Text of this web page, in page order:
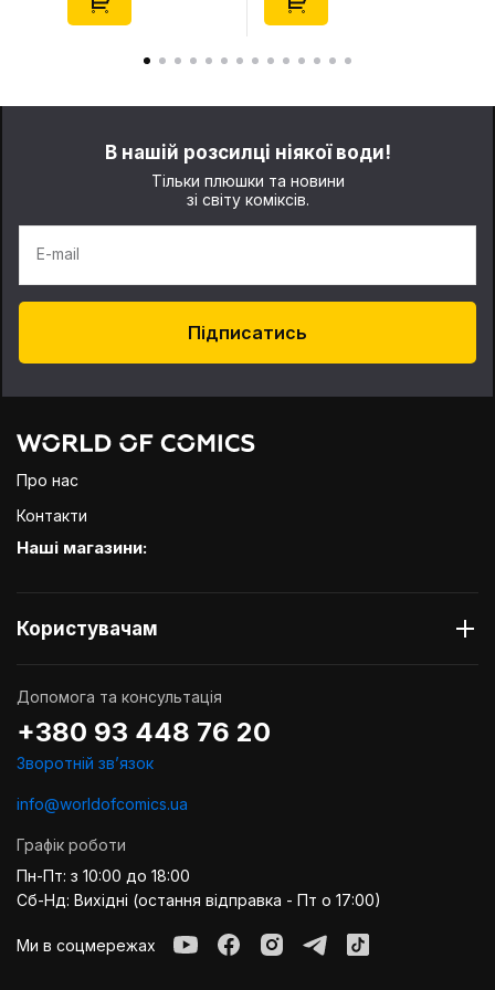
В нашій розсилці ніякої води!
Тільки плюшки та новини
зі світу коміксів.
E-mail
Підписатись
Про нас
Контакти
Наші магазини:
Користувачам
Допомога та консультація
+380 93 448 76 20
Зворотній звʼязок
info@worldofcomics.ua
Графік роботи
Пн-Пт: з 10:00 до 18:00
Сб-Нд: Вихідні (остання відправка - Пт о 17:00)
Ми в соцмережах